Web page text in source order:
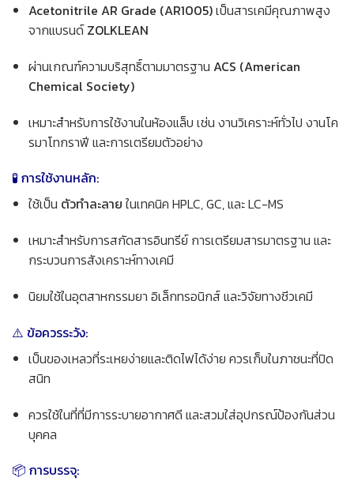
Acetonitrile AR Grade (AR1005)เป็นสารเคมีคุณภาพสูง
จากแบรนด์ZOLKLEAN
ผ่านเกณฑ์ความบริสุทธิ์ตามมาตรฐาน ACS (American
Chemical Society)
เหมาะสำหรับการใช้งานในห้องแล็บ เช่น งานวิเคราะห์ทั่วไป งานโค
รมาโทกราฟี และการเตรียมตัวอย่าง
🧪 การใช้งานหลัก:
ใช้เป็น ตัวทำละลาย ในเทคนิค HPLC, GC, และ LC-MS
เหมาะสำหรับการสกัดสารอินทรีย์ การเตรียมสารมาตรฐาน และ
กระบวนการสังเคราะห์ทางเคมี
นิยมใช้ในอุตสาหกรรมยา อิเล็กทรอนิกส์ และวิจัยทางชีวเคมี
⚠️ ข้อควรระวัง:
เป็นของเหลวที่ระเหยง่ายและติดไฟได้ง่าย ควรเก็บในภาชนะที่ปิด
สนิท
ควรใช้ในที่ที่มีการระบายอากาศดี และสวมใส่อุปกรณ์ป้องกันส่วน
บุคคล
📦 การบรรจุ: